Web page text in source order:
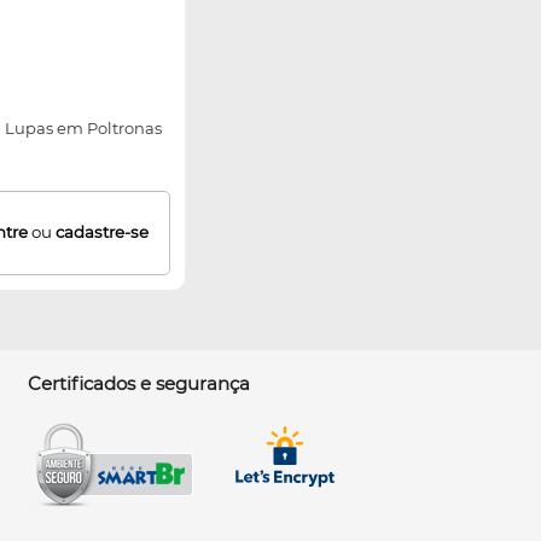
em Poltronas
ou cadastre-se
Certificados e segurança